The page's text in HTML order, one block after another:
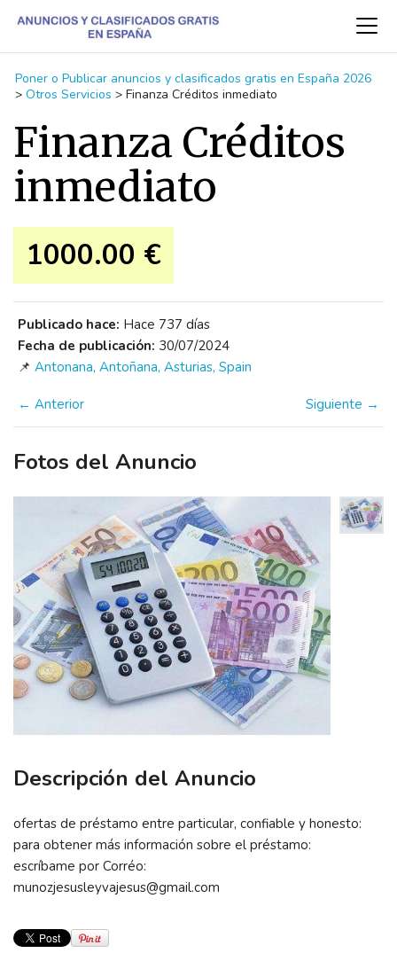
Poner o Publicar anuncios y clasificados gratis en España 2026
> Otros Servicios > Finanza Créditos inmediato
Finanza Créditos
inmediato
1000.00 €
Publicado hace: Hace 737 días
Fecha de publicación: 30/07/2024
📌 Antonana, Antoñana, Asturias, Spain
← Anterior Siguiente →
Fotos del Anuncio
Descripción del Anuncio
ofertas de préstamo entre particular, confiable y honesto:
para obtener más información sobre el préstamo:
escríbame por Corréo:
munozjesusleyvajesus@gmail.com